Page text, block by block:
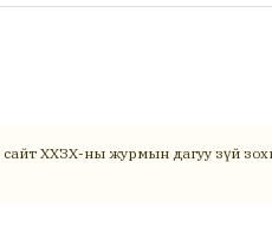
ХХЗХ-ны журмын дагуу зүй